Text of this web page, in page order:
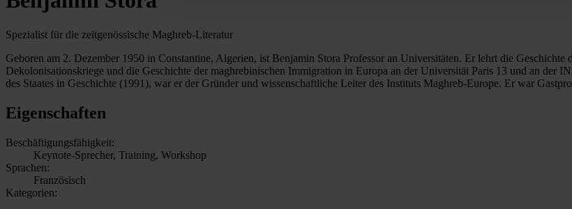
Spezialist für die zeitgenössische Maghreb-Literatur
Geboren am 2. Dezember 1950 in Constantine, Algerien, ist Benjamin Stora Professor an Universitäten. Er lehrt die Geschichte
Dekolonisationskriege und die Geschichte der maghrebinischen Immigration in Europa an der Universität Paris 13 und an
des Staates in Geschichte (1991), war er der Gründer und wissenschaftliche Leiter des Instituts Maghreb-Europe. Er war
Eigenschaften
Beschäftigungsfähigkeit:
Keynote-Sprecher, Training, Workshop
Sprachen:
Französisch
Kategorien: